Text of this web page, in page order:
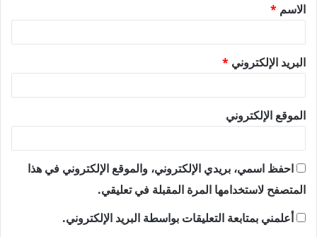
*
الاسم *
البريد الإلكتروني *
الموقع الإلكتروني
احفظ اسمي، بريدي الإلكتروني، والموقع الإلكتروني في هذا
المتصفح لاستخدامها المرة المقبلة في تعليقي.
أعلمني بمتابعة التعليقات بواسطة البريد الإلكتروني.